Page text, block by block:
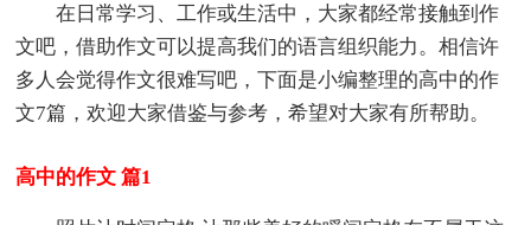
在日常学习、工作或生活中，大家都经常接触到作
文吧，借助作文可以提高我们的语言组织能力。相信许
多人会觉得作文很难写吧，下面是小编整理的高中的作
文7篇，欢迎大家借鉴与参考，希望对大家有所帮助。
高中的作文 篇1